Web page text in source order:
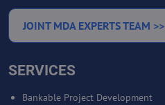
JOINT MDA EXPERTS TEAM >>
SERVICES
Bankable Project Development